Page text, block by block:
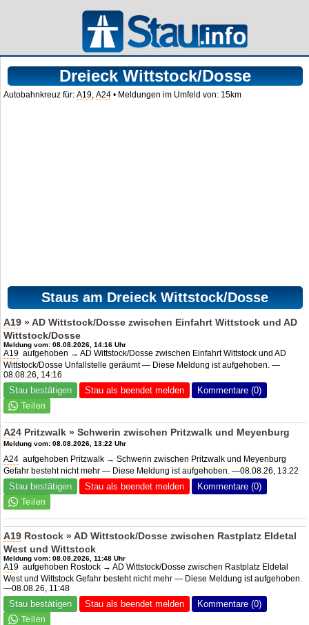
Dreieck Wittstock/Dosse
Autobahnkreuz für:A19,A24 • Meldungen im Umfeld von: 15km
Staus am Dreieck Wittstock/Dosse
A19 »AD Wittstock/Dosse zwischen Einfahrt Wittstock undAD
Wittstock/Dosse
Meldung vom: 08.08.2026, 14:16 Uhr
A19 aufgehoben →AD Wittstock/Dosse zwischen Einfahrt Wittstock undAD
Wittstock/Dosse Unfallstelle geräumt — Diese Meldung ist aufgehoben. —
08.08.26, 14:16
Stau bestätigen Stau als beendet melden Kommentare (0)
A24 Pritzwalk » Schwerin zwischen Pritzwalk und Meyenburg
Meldung vom: 08.08.2026, 13:22 Uhr
A24 aufgehoben Pritzwalk → Schwerin zwischen Pritzwalk und Meyenburg
Gefahr besteht nicht mehr — Diese Meldung ist aufgehoben. —08.08.26, 13:22
Stau bestätigen Stau als beendet melden Kommentare (0)
A19 Rostock »AD Wittstock/Dosse zwischen Rastplatz Eldetal
West und Wittstock
Meldung vom: 08.08.2026, 11:48 Uhr
A19 aufgehoben Rostock →AD Wittstock/Dosse zwischen Rastplatz Eldetal
West und Wittstock Gefahr besteht nicht mehr — Diese Meldung ist aufgehoben.
—08.08.26, 11:48
Stau bestätigen Stau als beendet melden Kommentare (0)